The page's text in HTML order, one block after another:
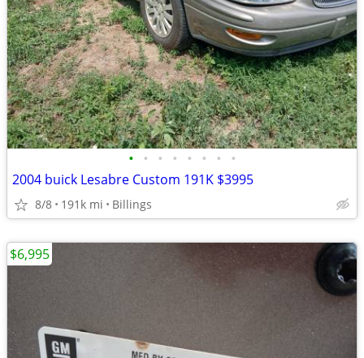
• • • • • • • •
2004 buick Lesabre Custom 191K $3995
8/8 191k mi Billings
$6,995